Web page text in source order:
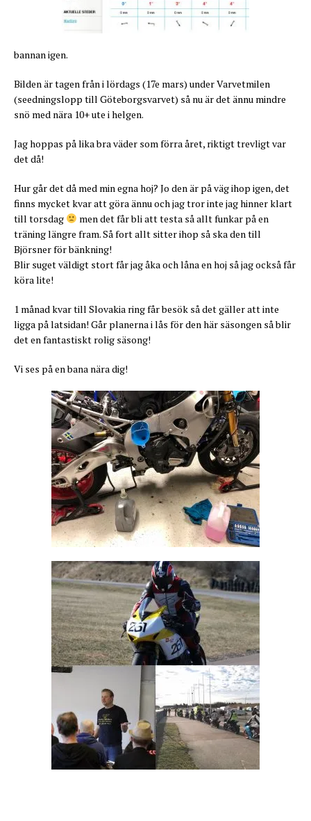
bannan igen.
Bilden är tagen från i lördags (17e mars) under Varvetmilen
(seedningslopp till Göteborgsvarvet) så nu är det ännu mindre
snö med nära 10+ ute i helgen.
Jag hoppas på lika bra väder som förra året, riktigt trevligt var
det då!
Hur går det då med min egna hoj? Jo den är på väg ihop igen, det
finns mycket kvar att göra ännu och jag tror inte jag hinner klart
till torsdag
men det får bli att testa så allt funkar på en
träning längre fram. Så fort allt sitter ihop så ska den till
Björsner för bänkning!
Blir suget väldigt stort får jag åka och låna en hoj så jag också får
köra lite!
1 månad kvar till Slovakia ring får besök så det gäller att inte
ligga på latsidan! Går planerna i lås för den här säsongen så blir
det en fantastiskt rolig säsong!
Vi ses på en bana nära dig!